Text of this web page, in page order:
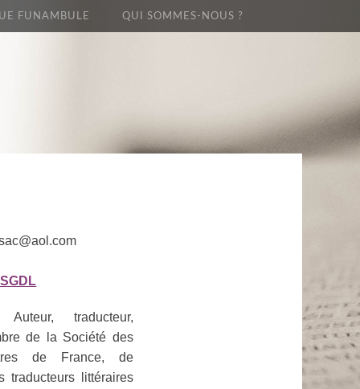
FUNAMBULE QUI SOMMES-NOUS ?
traducteur,
de la Société des
de France, de
traducteurs littéraires